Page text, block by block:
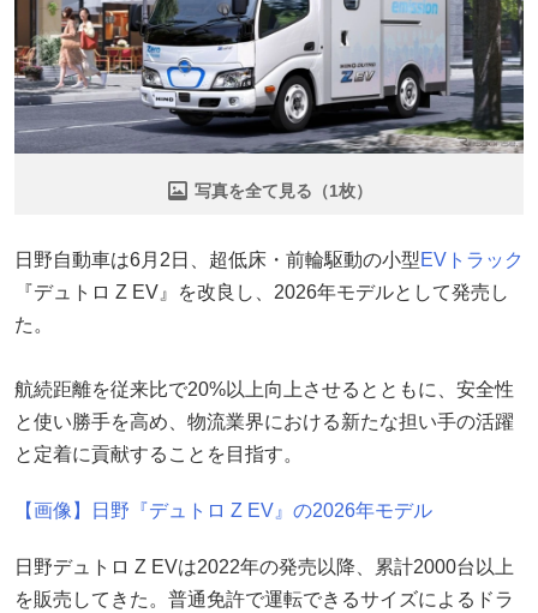
写真を全て見る（1枚）
日野自動車は6月2日、超低床・前輪駆動の小型EV トラック
『デュトロ Z EV』を改良し、2026年モデルとして発売し
た。
航続距離を従来比で20%以上向上させるとともに、安全性
と使い勝手を高め、物流業界における新たな担い手の活躍
と定着に貢献することを目指す。
【画像】日野『デュトロ Z EV』の2026年モデル
日野デュトロ Z EVは2022年の発売以降、累計2000台以上
を販売してきた。普通免許で運転できるサイズによるドラ